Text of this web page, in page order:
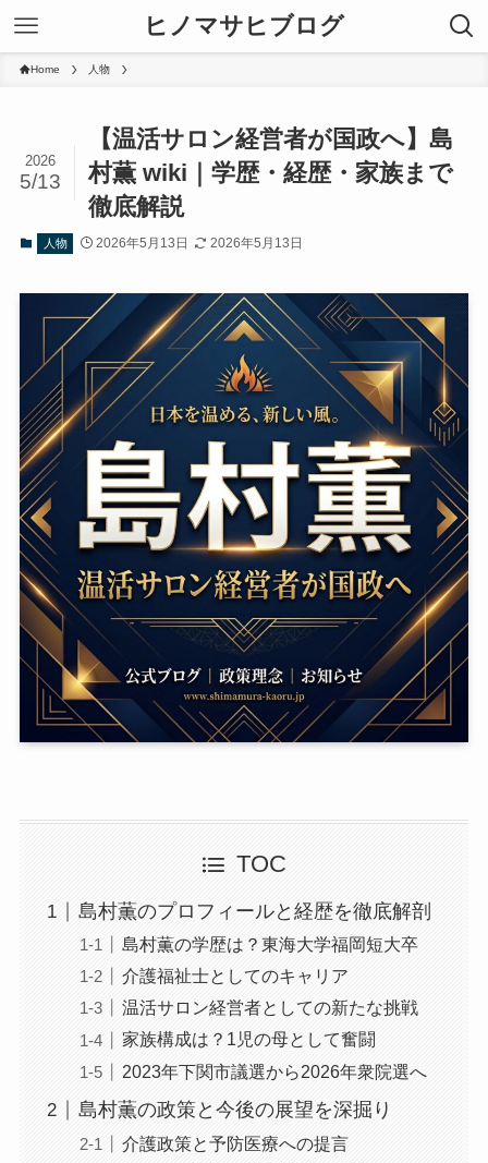
ヒノマサヒブログ
Home 人物
【温活サロン経営者が国政へ】島
村薫 wiki｜学歴・経歴・家族まで
徹底解説
2026
5/13
人物 2026年5月13日 2026年5月13日
TOC
島村薫のプロフィールと経歴を徹底解剖
島村薫の学歴は？東海大学福岡短大卒
介護福祉士としてのキャリア
温活サロン経営者としての新たな挑戦
家族構成は？1児の母として奮闘
2023年下関市議選から2026年衆院選へ
島村薫の政策と今後の展望を深掘り
介護政策と予防医療への提言